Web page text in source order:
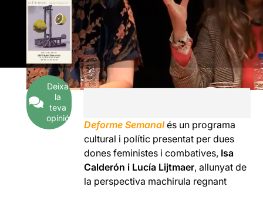
Deixa
la
teva
opinió
Deforme Semanalés un programa
cultural i polític presentat per dues
dones feministes i combatives, Isa
Calderón i Lucía Lijtmaer, allunyat de
la perspectiva machirula regnant